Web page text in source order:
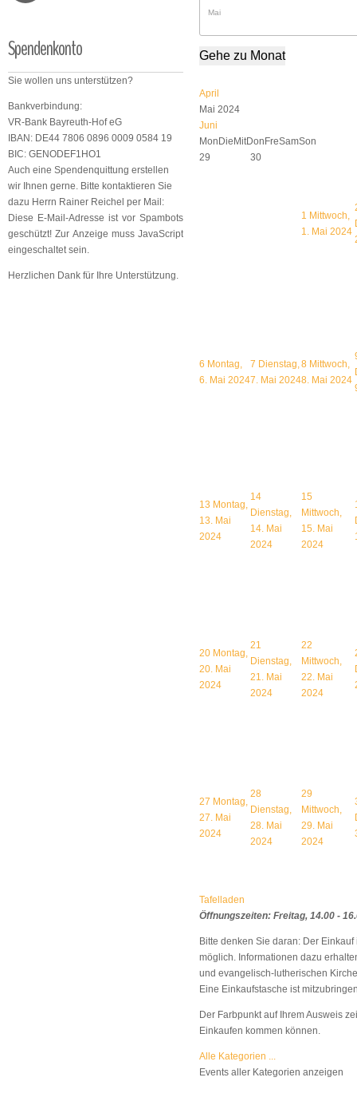
Spendenkonto
Sie wollen uns unterstützen?
Bankverbindung:
VR-Bank Bayreuth-Hof eG
IBAN: DE44 7806 0896 0009 0584 19
BIC: GENODEF1HO1
Auch eine Spendenquittung erstellen
wir Ihnen gerne. Bitte kontaktieren Sie
dazu Herrn Rainer Reichel per Mail:
Diese E-Mail-Adresse ist vor Spambots
geschützt! Zur Anzeige muss JavaScript
eingeschaltet sein.
Herzlichen Dank für Ihre Unterstützung.
Gehe zu Monat
April
Mai 2024
Juni
MonDieMitDonFreSamSon
29
30
1 Mittwoch,
1. Mai 2024
6 Montag,
6. Mai 2024
7 Dienstag,
7. Mai 2024
8 Mittwoch,
8. Mai 2024
13 Montag,
13. Mai
2024
14
Dienstag,
14. Mai
2024
15
Mittwoch,
15. Mai
2024
20 Montag,
20. Mai
2024
21
Dienstag,
21. Mai
2024
22
Mittwoch,
22. Mai
2024
27 Montag,
27. Mai
2024
28
Dienstag,
28. Mai
2024
29
Mittwoch,
29. Mai
2024
Tafelladen
Öffnungszeiten: Freitag, 14.00 -
Bitte denken Sie daran: Der
möglich. Informationen dazu
und evangelisch-lutherischen
Eine Einkaufstasche ist
Der Farbpunkt auf Ihrem Ausweis
Einkaufen kommen können.
Alle Kategorien ...
Events aller Kategorien anzeigen